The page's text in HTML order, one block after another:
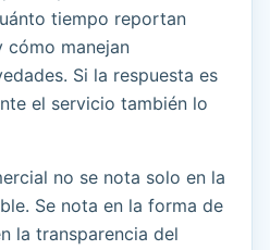
tiempo reportan
manejan
Si la respuesta es
el servicio también lo
no se nota solo en la
Se nota en la forma de
la transparencia del